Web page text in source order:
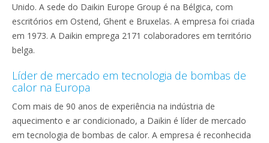
Unido. A sede do Daikin Europe Group é na Bélgica, com
escritórios em Ostend, Ghent e Bruxelas. A empresa foi criada
em 1973. A Daikin emprega 2171 colaboradores em território
belga.
Líder de mercado em tecnologia de bombas de
calor na Europa
Com mais de 90 anos de experiência na indústria de
aquecimento e ar condicionado, a Daikin é líder de mercado
em tecnologia de bombas de calor. A empresa é reconhecida